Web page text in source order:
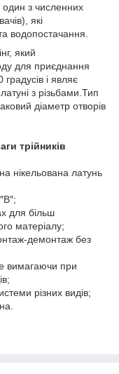
один з численних
які
водопостачання.
який
для приєднання
градусів і являє
з різьбами.Тип
діаметр отворів
трійників
нікельована латунь
для більш
матеріалу;
демонтаж без
вимагаючи при
різних видів;